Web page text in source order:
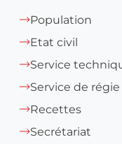
Population
Etat civil
Service
Service de régie
Recettes
Secrétariat